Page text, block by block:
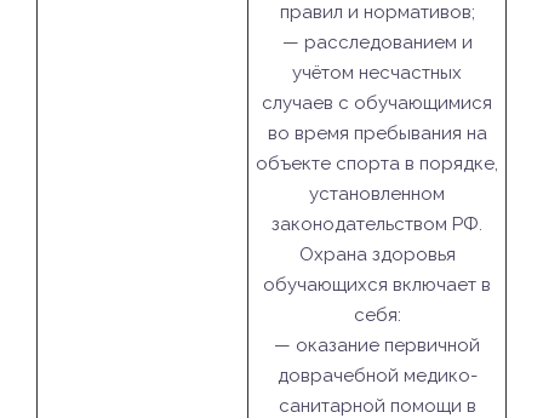
правил и нормативов;
— расследованием и
учётом несчастных
случаев с обучающимися
во время пребывания на
объекте спорта в порядке,
установленном
законодательством РФ.
Охрана здоровья
обучающихся включает в
себя:
— оказание первичной
доврачебной медико-
санитарной помощи в